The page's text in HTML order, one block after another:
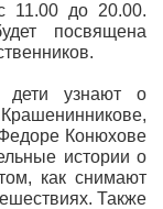
11.00 до 20.00.
посвящена
дети узнают о
Конюхове
истории о
как снимают
Также